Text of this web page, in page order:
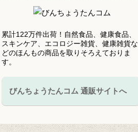
累計122万件出荷！自然食品、健康食品、
スキンケア、エコロジー雑貨、健康雑貨な
どのほんもの商品を取りそろえておりま
す。
びんちょうたんコム 通販サイトへ